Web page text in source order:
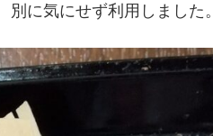
に気にせず利用しました。